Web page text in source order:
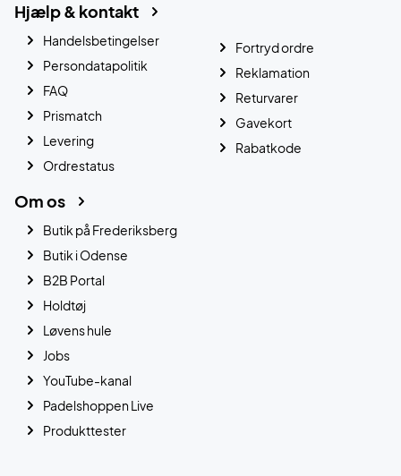
Hjælp & kontakt
Handelsbetingelser
Persondatapolitik
FAQ
Prismatch
Levering
Ordrestatus
Fortryd ordre
Reklamation
Returvarer
Gavekort
Rabatkode
Om os
Butik på Frederiksberg
Butik i Odense
B2B Portal
Holdtøj
Løvens hule
Jobs
YouTube-kanal
Padelshoppen Live
Produkttester